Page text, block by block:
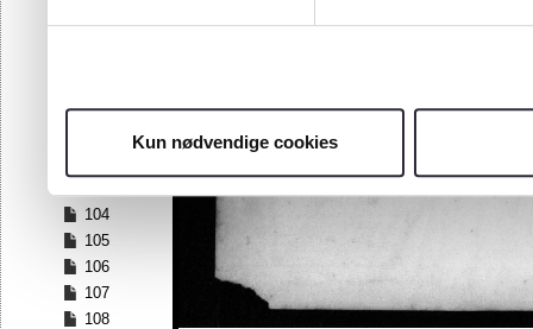
Kun nødvendige cookies
97
100
104
105
106
107
108